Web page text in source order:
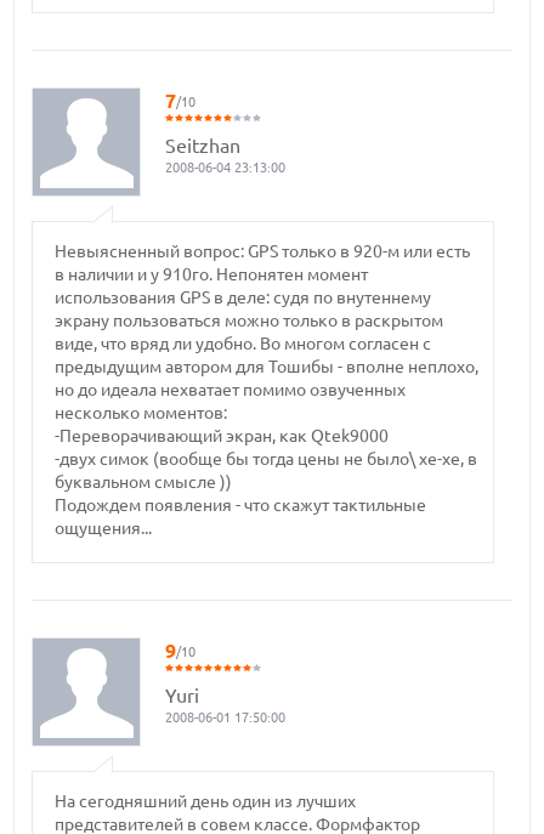
7/10
Seitzhan
2008-06-04 23:13:00
Невыясненный вопрос: GPS только в 920-м или есть
в наличии и у 910го. Непонятен момент
использования GPS в деле: судя по внутеннему
экрану пользоваться можно только в раскрытом
виде, что вряд ли удобно. Во многом согласен с
предыдущим автором для Тошибы - вполне неплохо,
но до идеала нехватает помимо озвученных
несколько моментов:
-Переворачивающий экран, как Qtek9000
-двух симок (вообще бы тогда цены не было\ хе-хе, в
буквальном смысле ))
Подождем появления - что скажут тактильные
ощущения...
9/10
Yuri
2008-06-01 17:50:00
На сегодняшний день один из лучших
представителей в совем классе. Формфактор